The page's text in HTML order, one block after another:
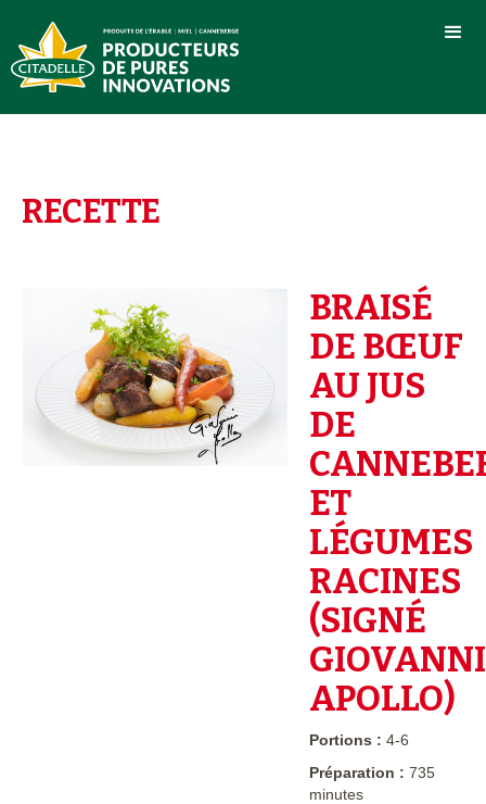
RECETTE
BRAISÉ
DE BŒUF
AU JUS
DE
ET
LÉGUMES
RACINES
(SIGNÉ
GIOVANNI
APOLLO)
Portions : 4-6
Préparation : 735
minutes